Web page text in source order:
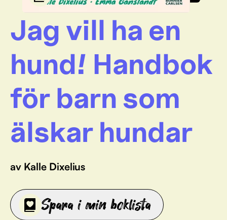
Jag vill ha en
hund! Handbok
för barn som
älskar hundar
av Kalle Dixelius
Spara i min boklista